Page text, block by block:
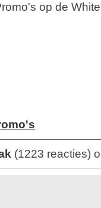
op de
(1223 reacties)